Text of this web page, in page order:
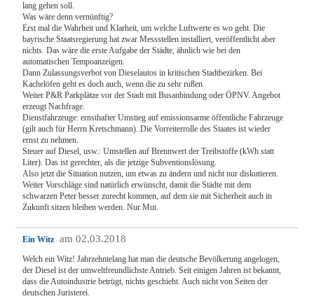
lang gehen soll.
Was wäre denn vernünftig?
Erst mal die Wahrheit und Klarheit, um welche Luftwerte es wo geht. Die
bayrische Staatsregierung hat zwar Messstellen installiert, veröffentlicht aber
nichts. Das wäre die erste Aufgabe der Städte, ähnlich wie bei den
automatischen Tempoanzeigen.
Dann Zulassungsverbot von Dieselautos in kritischen Stadtbezirken. Bei
Kachelöfen geht es doch auch, wenn die zu sehr rußen.
Weiter P&R Parkplätze vor der Stadt mit Busanbindung oder ÖPNV. Angebot
erzeugt Nachfrage.
Dienstfahrzeuge: ernsthafter Umstieg auf emissionsarme öffentliche Fahrzeuge
(gilt auch für Herrn Kretschmann). Die Vorreiterrolle des Staates ist wieder
ernst zu nehmen.
Steuer auf Diesel, usw.: Umstellen auf Brennwert der Treibstoffe (kWh statt
Liter). Das ist gerechter, als die jetzige Subventionslösung.
Also jetzt die Situation nutzen, um etwas zu ändern und nicht nur diskutieren.
Weiter Vorschläge sind natürlich erwünscht, damit die Städte mit dem
schwarzen Peter besser zurecht kommen, auf dem sie mit Sicherheit auch in
Zukunft sitzen bleiben werden. Nur Mut.
Ein Witz am 02.03.2018
Welch ein Witz! Jahrzehntelang hat man die deutsche Bevölkerung angelogen,
der Diesel ist der umweltfreundlichste Antrieb. Seit einigen Jahren ist bekannt,
dass die Autoindustrie betrügt, nichts geschieht. Auch nicht von Seiten der
deutschen Juristerei.